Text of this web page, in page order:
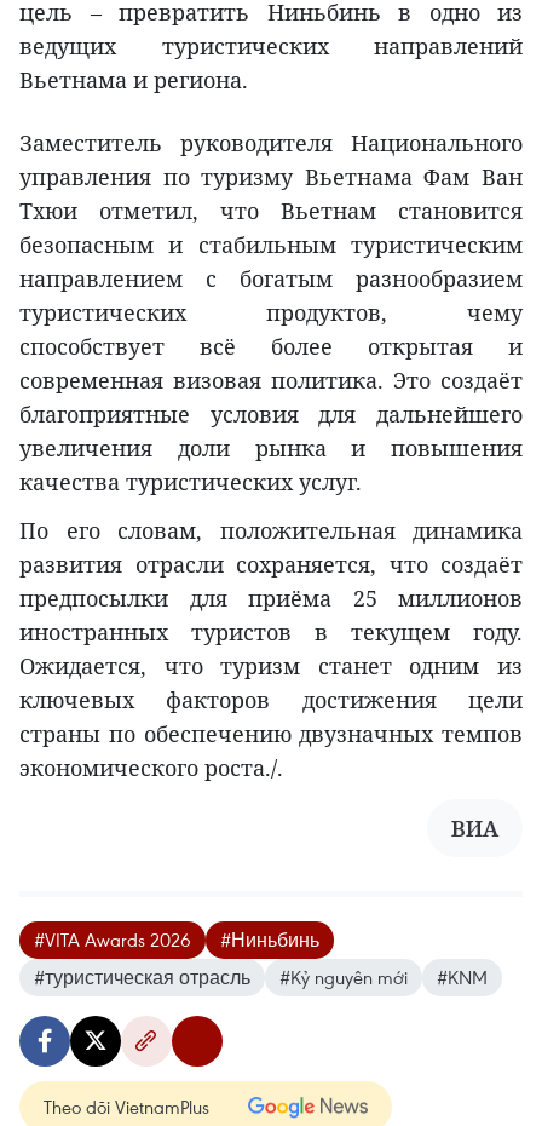
цель – превратить Ниньбинь в одно из
ведущих туристических направлений
Вьетнама и региона.
Заместитель руководителя Национального
управления по туризму Вьетнама Фам Ван
Тхюи отметил, что Вьетнам становится
безопасным и стабильным туристическим
направлением с богатым разнообразием
туристических продуктов, чему
способствует всё более открытая и
современная визовая политика. Это создаёт
благоприятные условия для дальнейшего
увеличения доли рынка и повышения
качества туристических услуг.
По его словам, положительная динамика
развития отрасли сохраняется, что создаёт
предпосылки для приёма 25 миллионов
иностранных туристов в текущем году.
Ожидается, что туризм станет одним из
ключевых факторов достижения цели
страны по обеспечению двузначных темпов
экономического роста./.
ВИА
#VITA Awards 2026
#Ниньбинь
#туристическая отрасль
#Kỷ nguyên mới #KNM
Theo dõi VietnamPlus